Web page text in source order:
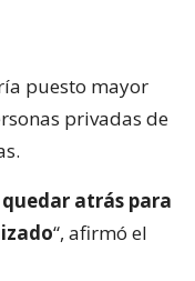
puesto mayor
privadas de
atrás para
“, afirmó el